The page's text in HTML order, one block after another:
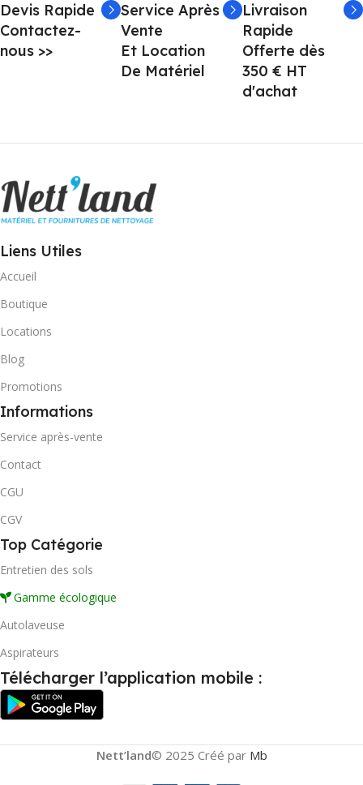
Devis Rapide
Contactez-
nous >>
Service Après
Vente
Et Location
De Matériel
Livraison
Rapide
Offerte dès
350 € HT
d'achat
Liens Utiles
Accueil
Boutique
Locations
Blog
Promotions
Informations
Service après-vente
Contact
CGU
CGV
Top Catégorie
Entretien des sols
Gamme écologique
Autolaveuse
Aspirateurs
Télécharger l’application mobile :
Nett’land© 2025 Créé par Mb